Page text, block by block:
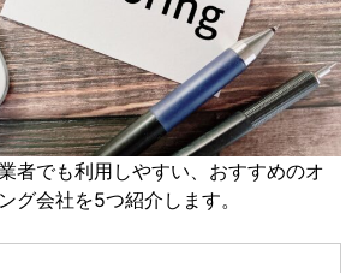
者でも利用しやすい、おすすめのオ
グ会社を5つ紹介します。